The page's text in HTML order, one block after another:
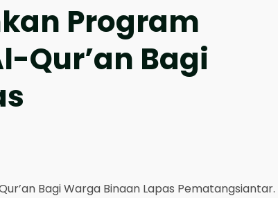
Program
Qur’an Bagi
Bagi Warga Binaan Lapas Pematangsiantar.